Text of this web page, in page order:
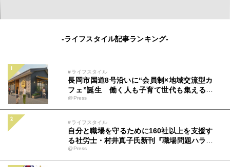
-ライフスタイル記事ランキング-
#ライフスタイル
長岡市国道8号沿いに“会員制×地域交流型カ
フェ”誕生 働く人も子育て世代も集える新
拠点「ミツバチコーヒー」
@Press
#ライフスタイル
自分と職場を守るために160社以上を支援す
る社労士・村井真子氏新刊『職場問題ハラス
メントのトリセツ』（アルク）9月22日発売
@Press